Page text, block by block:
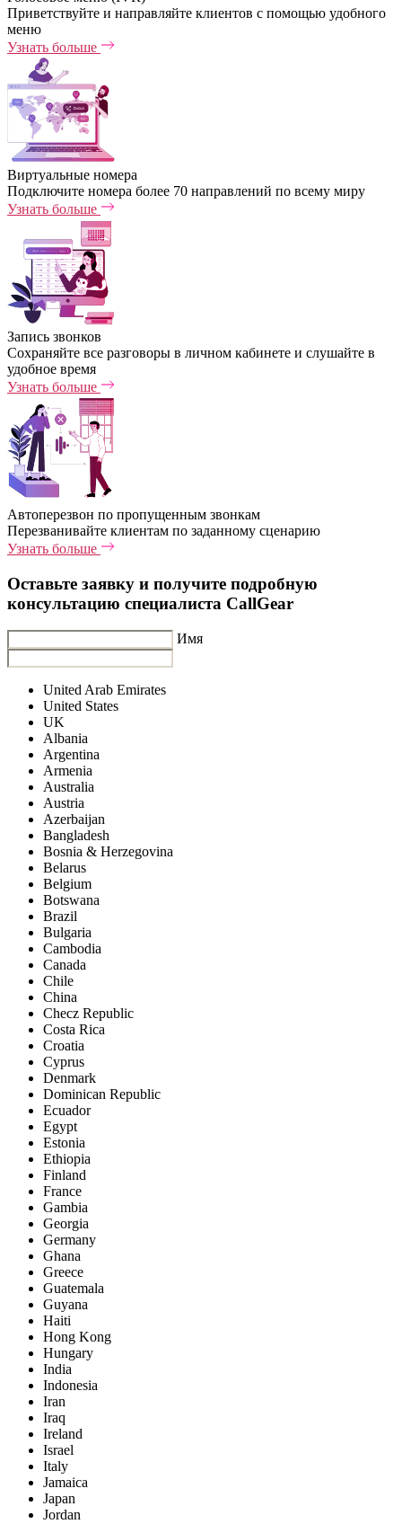
Приветствуйте и направляйте клиентов с помощью удобного
меню
Узнать больше
Виртуальные номера
Подключите номера более 70 направлений по всему миру
Узнать больше
Запись звонков
Сохраняйте все разговоры в личном кабинете и слушайте в
удобное время
Узнать больше
Автоперезвон по пропущенным звонкам
Перезванивайте клиентам по заданному сценарию
Узнать больше
Оставьте заявку и получите подробную
консультацию специалиста CallGear
Имя
United Arab Emirates
United States
UK
Albania
Argentina
Armenia
Australia
Austria
Azerbaijan
Bangladesh
Bosnia & Herzegovina
Belarus
Belgium
Botswana
Brazil
Bulgaria
Cambodia
Canada
Chile
China
Checz Republic
Costa Rica
Croatia
Cyprus
Denmark
Dominican Republic
Ecuador
Egypt
Estonia
Ethiopia
Finland
France
Gambia
Georgia
Germany
Ghana
Greece
Guatemala
Guyana
Haiti
Hong Kong
Hungary
India
Indonesia
Iran
Iraq
Ireland
Israel
Italy
Jamaica
Japan
Jordan